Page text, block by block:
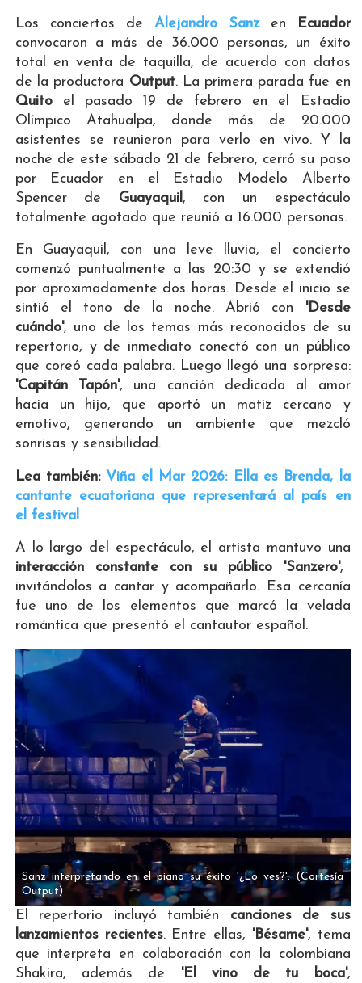
Los conciertos de Alejandro Sanz en
Ecuador
convocaron a más de 36.000 personas, un éxito
total en venta de taquilla, de acuerdo con datos
de la productora Output. La primera parada fue en
Quito el pasado 19 de febrero en el Estadio
Olímpico Atahualpa, donde más de 20.000
asistentes se reunieron para verlo en vivo. Y la
noche de este sábado 21 de febrero, cerró su paso
por Ecuador en el Estadio Modelo Alberto
Spencer de Guayaquil , con un espectáculo
totalmente agotado que reunió a 16.000 personas.
En Guayaquil, con una leve lluvia, el concierto
comenzó puntualmente a las 20:30 y se extendió
por aproximadamente dos horas. Desde el inicio se
sintió el tono de la noche. Abrió con 'Desde
cuándo', uno de los temas más reconocidos de su
repertorio, y de inmediato conectó con un público
que coreó cada palabra. Luego llegó una sorpresa:
'Capitán Tapón', una canción dedicada al amor
hacia un hijo, que aportó un matiz cercano y
emotivo, generando un ambiente que mezcló
sonrisas y sensibilidad.
Lea también: Viña el Mar 2026: Ella es Brenda, la
cantante ecuatoriana que representará al país en
el festival
A lo largo del espectáculo, el artista mantuvo una
interacción constante con su público 'Sanzero',
invitándolos a cantar y acompañarlo. Esa cercanía
fue uno de los elementos que marcó la velada
romántica que presentó el cantautor español.
Sanz interpretando en el piano su éxito '¿Lo ves?'. (Cortesía
Output)
El repertorio incluyó también canciones de sus
lanzamientos recientes. Entre ellas, 'Bésame', tema
que interpreta en colaboración con la colombiana
Shakira, además de 'El vino de tu boca',